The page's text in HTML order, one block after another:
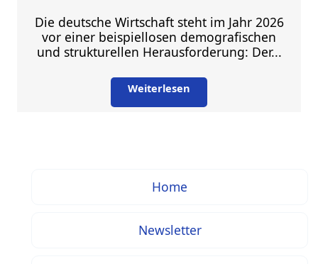
Die deutsche Wirtschaft steht im Jahr 2026
vor einer beispiellosen demografischen
und strukturellen Herausforderung: Der...
Weiterlesen
Home
Newsletter